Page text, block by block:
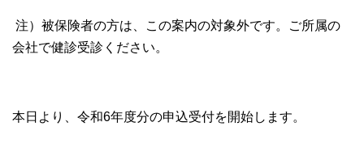
注）被保険者の方は、この案内の対象外です。ご所属の
会社で健診受診ください。
本日より、令和6年度分の申込受付を開始します。